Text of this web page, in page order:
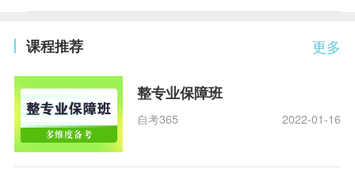
更多
课程推荐
整专业保障班
自考365 2022-01-16